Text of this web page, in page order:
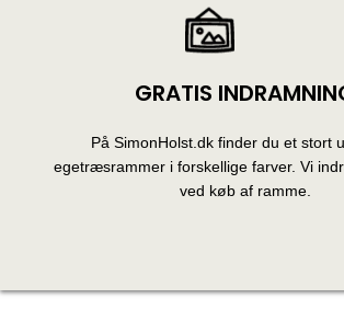
GRATIS
På SimonHolst.dk finder du et stort
egetræsrammer i forskellige farver. Vi
ved køb af ramme.